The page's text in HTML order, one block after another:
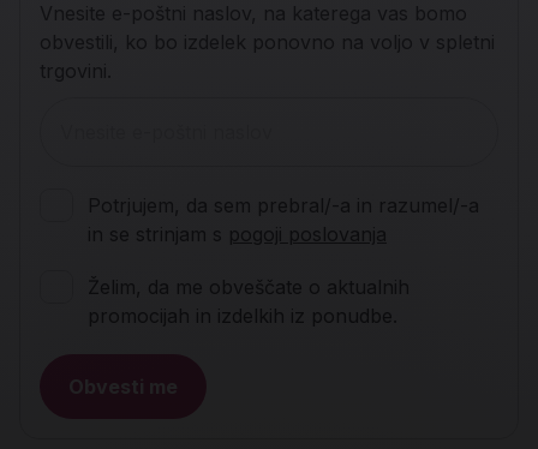
Vnesite e-poštni naslov, na katerega vas bomo
obvestili, ko bo izdelek ponovno na voljo v spletni
trgovini.
Potrjujem, da sem prebral/-a in razumel/-a
in se strinjam s pogoji poslovanja
Želim, da me obveščate o aktualnih
promocijah in izdelkih iz ponudbe.